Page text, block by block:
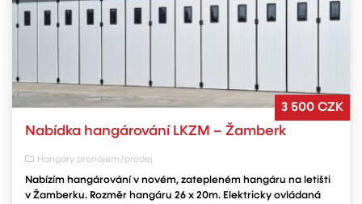
3 500 CZK
Nabídka hangárování LKZM – Žamberk
Hangáry pronájem/prodej
Nabízím hangárování v novém, zatepleném hangáru na letišti
v Žamberku. Rozměr hangáru 26 x 20m. Elektricky ovládaná